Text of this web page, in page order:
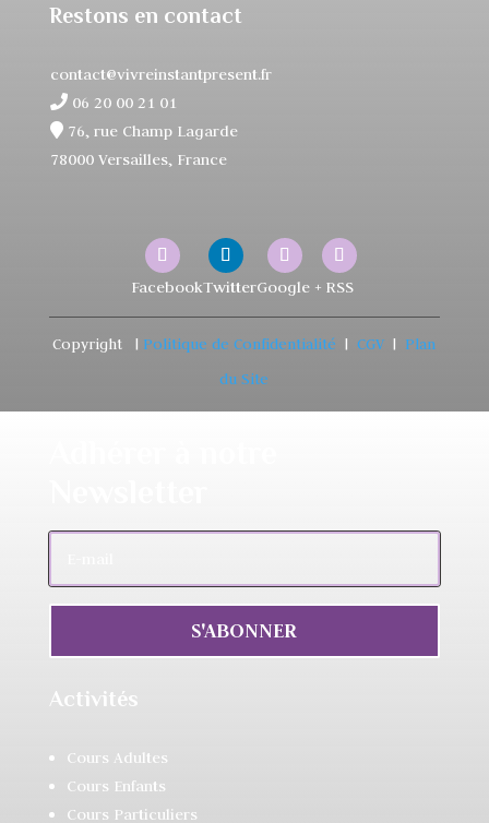
Restons en contact
contact@vivreinstantpresent.fr
06 20 00 21 01
76, rue Champ Lagarde
78000 Versailles, France
Copyright | Politique de Confidentialité |CGV| Plan
du Site
S'ABONNER
Activités
Cours Adultes
Cours Enfants
Cours Particuliers